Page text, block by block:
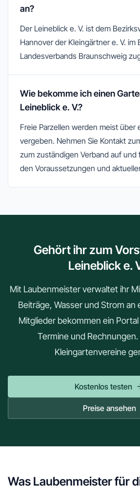
an?
Der Leineblick e. V. ist dem
Hannover der Kleingärtner e. V. im
Landesverbands Braunschweig
Wie bekomme ich einen
Leineblick e. V.?
Freie Parzellen werden meist über
vergeben. Nehmen Sie Kontakt
zum zuständigen Verband auf und
den Voraussetzungen und
Gehört ihr zum
Leineblick e.
Mit Laubenmeister verwaltet ihr
Beiträge, Wasser und Strom an
Mitglieder bekommen ein
Termine und Rechnungen.
Kleingartenvereine
Kostenlos testen
Preise ansehen
Was Laubenmeister für